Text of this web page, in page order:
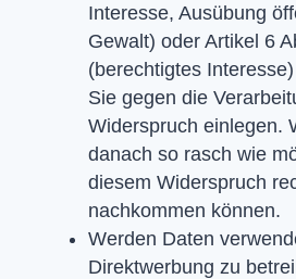
Interesse, Ausübung
Gewalt) oder Artikel 6
(berechtigtes
Sie gegen die
Widerspruch einlegen.
danach so rasch wie
diesem Widerspruch
nachkommen können.
Werden Daten
Direktwerbung zu